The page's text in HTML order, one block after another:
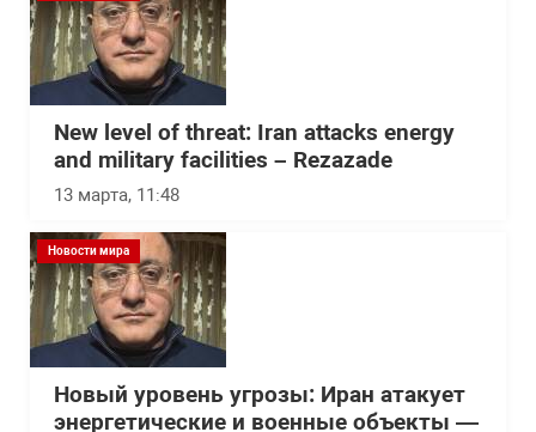
New level of threat: Iran attacks energy
and military facilities – Rezazade
13 марта, 11:48
Новости мира
Новый уровень угрозы: Иран атакует
энергетические и военные объекты —